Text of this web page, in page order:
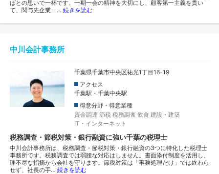
ばとの思いで一杯です。一期一会の精神を大切にし、顧客第一主義を貫い
て、関与先企業一… 続きを読む
中川会計事務所
千葉県千葉市中央区祐光1丁目16-19
アクセス
千葉駅・千葉中央駅
得意分野・得意業種
資金調達 節税 税務調査 飲食 建設・建築
IT・インターネット
税務調査・節税対策・銀行融資に強い千葉の税理士
中川会計事務所は、税務調査・節税対策・銀行融資の3つに特化した税理士
事務所です。税務調査では弱腰な対応はしません。書面添付制度を活用し、
理不尽な指摘から会社を守ります。節税対策は「事務処理だけ」では終わら
せず、社長の手… 続きを読む